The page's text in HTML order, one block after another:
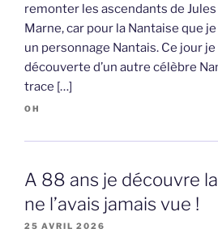
remonter les ascendants de
Marne, car pour la Nantaise que
un personnage Nantais. Ce jour
découverte d’un autre célèbre
trace […]
OH
A 88 ans je découvre
ne l’avais jamais vue !
25 AVRIL 2026